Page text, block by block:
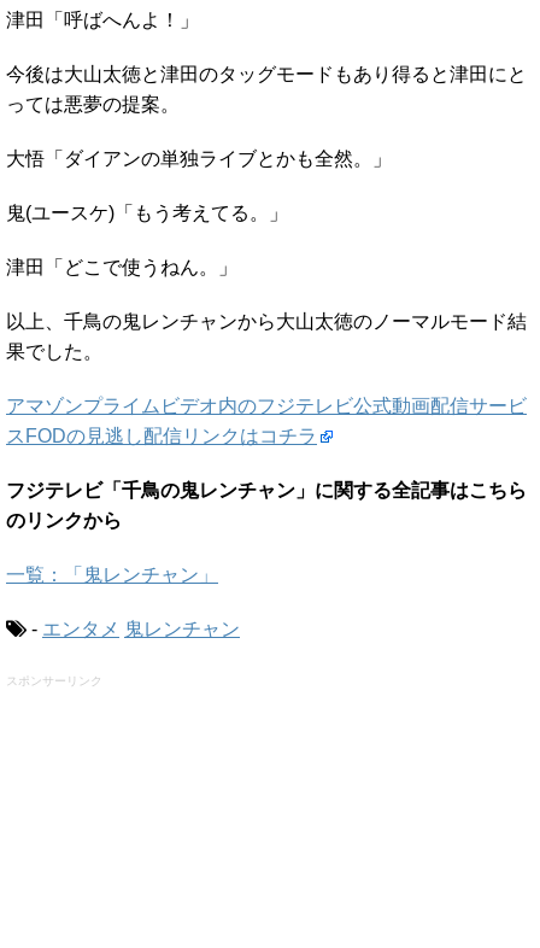
津田「呼ばへんよ！」
今後は大山太徳と津田のタッグモードもあり得ると津田にと
っては悪夢の提案。
大悟「ダイアンの単独ライブとかも全然。」
鬼(ユースケ)「もう考えてる。」
津田「どこで使うねん。」
以上、千鳥の鬼レンチャンから大山太徳のノーマルモード結
果でした。
アマゾンプライムビデオ内のフジテレビ公式動画配信サービ
スFODの見逃し配信リンクはコチラ
フジテレビ「千鳥の鬼レンチャン」に関する全記事はこちら
のリンクから
一覧：「鬼レンチャン」
- エンタメ 鬼レンチャン
スポンサーリンク